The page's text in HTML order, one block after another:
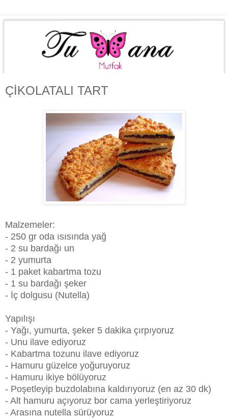
ÇİKOLATALI TART
Malzemeler:
- 250 gr oda ısısında yağ
- 2 su bardağı un
- 2 yumurta
- 1 paket kabartma tozu
- 1 su bardağı şeker
- İç dolgusu (Nutella)
Yapılışı
- Yağı, yumurta, şeker 5 dakika çırpıyoruz
- Unu ilave ediyoruz
- Kabartma tozunu ilave ediyoruz
- Hamuru güzelce yoğuruyoruz
- Hamuru ikiye bölüyoruz
- Poşetleyip buzdolabına kaldırıyoruz (en az 30 dk)
- Alt hamuru açıyoruz bor cama yerleştiriyoruz
- Arasına nutella sürüyoruz